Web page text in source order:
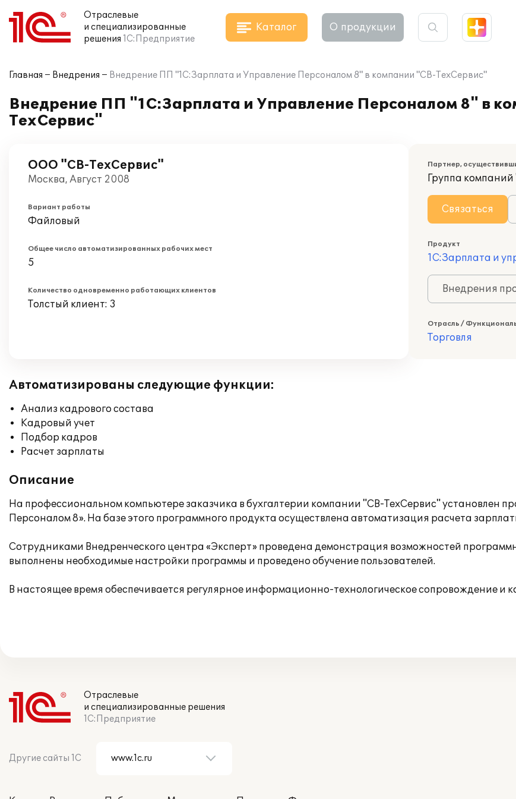
Отраслевые
и специализированные
решения 1С:Предприятие
Каталог О продукции
Главная Внедрения Внедрение ПП "1С:Зарплата и Управление Персоналом 8" в компании "СВ-ТехСервис"
Внедрение ПП "1С:Зарплата и Управление Персоналом 8" в
ТехСервис"
ООО "СВ-ТехСервис"
Москва, Август 2008
Вариант работы
Файловый
Общее число автоматизированных рабочих мест
5
Количество одновременно работающих клиентов
Толстый клиент: 3
Партнер,
Группа компаний
Связаться
Продукт
1С:Зарплата и
Внедрения
Отрасль /
Торговля
Автоматизированы следующие функции:
Анализ кадрового состава
Кадровый учет
Подбор кадров
Расчет зарплаты
Описание
На профессиональном компьютере заказчика в бухгалтерии компании "СВ-ТехСервис" установлен
Персоналом 8». На базе этого программного продукта осуществлена автоматизация расчета
Сотрудниками Внедренческого центра «Эксперт» проведена демонстрация возможностей
выполнены необходимые настройки программы и проведено обучение пользователей.
В настоящее время обеспечивается регулярное информационно-технологическое сопровождение и
Отраслевые
и специализированные решения
1С:Предприятие
Другие сайты 1С